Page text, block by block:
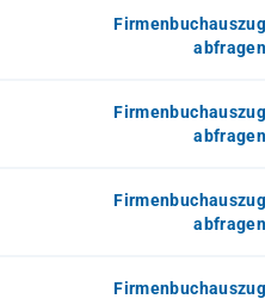
Firmenbuchauszug
abfragen
Firmenbuchauszug
abfragen
Firmenbuchauszug
abfragen
Firmenbuchauszug